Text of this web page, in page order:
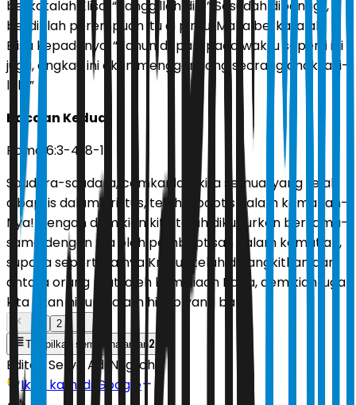
berkatalah Elisa, “Panggillah dia!” Sesudah dipanggil,
berdirilah perempuan itu di pintu. Maka berkatalah
Elisa kepadanya, “Tahun depan, pada waktu seperti ini
juga, engkau ini akan menggendong seorang anak laki-
laki.”
Bacaan Kedua
Roma 6:3-4, 8-11
Saudara-saudara, camkanlah: kita semua, yang telah
dibaptis dalam Kristus, telah dibaptis dalam kematian-
Nya! Dengan demikian kita telah dikuburkan bersama-
sama dengan Dia oleh pembaptisan dalam kematian,
supaya seperti halnya Kristus telah dibangkitkan dari
antara orang mati oleh kemuliaan Bapa, demikian juga
kita akan hidup dalam hidup yang baru.
2
Tampilkan semua halaman2
Editor: Setyo Adi Nugroho
Ikuti kami di Google